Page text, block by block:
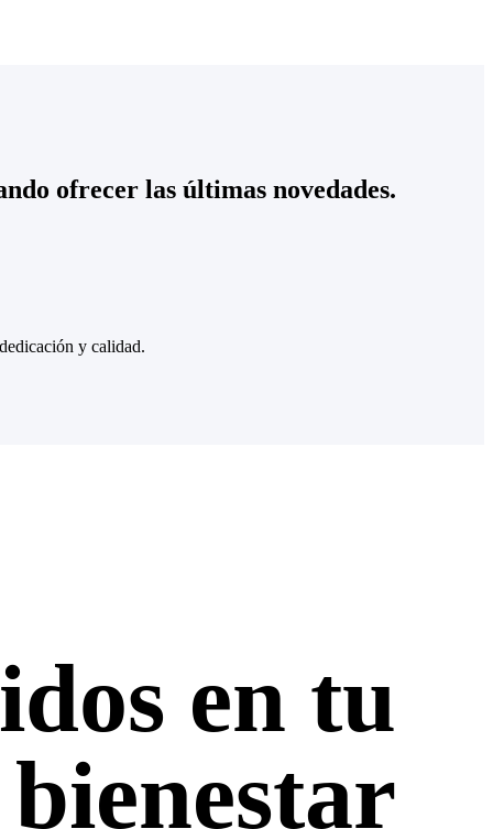
ofrecer las últimas novedades.
y calidad.
en tu